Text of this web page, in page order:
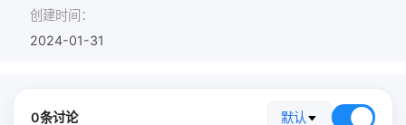
创建时间：
2024-01-31
0条讨论 默认